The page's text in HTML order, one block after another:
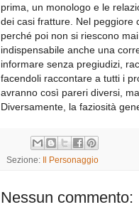
prima, un monologo e le
dei casi fratture. Nel peggiore
perché poi non si riescono
indispensabile anche una
informare senza pregiudizi,
facendoli raccontare a tutti i
avranno così pareri diversi,
Diversamente, la faziosità
Sezione: Il Personaggio
Nessun commento: